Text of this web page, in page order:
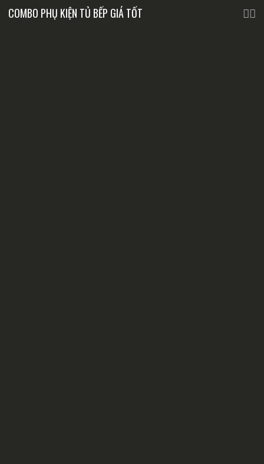
COMBO PHỤ KIỆN TỦ BẾP GIÁ TỐT